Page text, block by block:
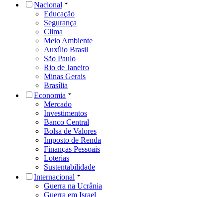
Nacional
Educação
Segurança
Clima
Meio Ambiente
Auxílio Brasil
São Paulo
Rio de Janeiro
Minas Gerais
Brasília
Economia
Mercado
Investimentos
Banco Central
Bolsa de Valores
Imposto de Renda
Finanças Pessoais
Loterias
Sustentabilidade
Internacional
Guerra na Ucrânia
Guerra em Israel